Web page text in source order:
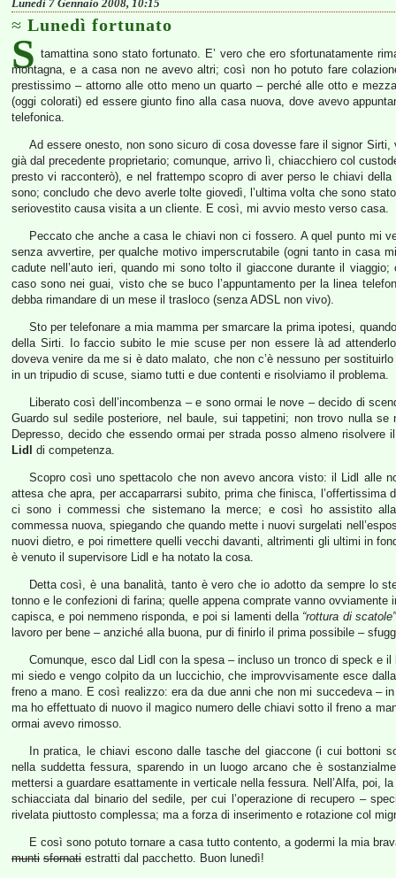
Lunedì 7 Gennaio 2008, 10:15
Lunedì fortunato
S tamattina sono stato fortunato. E’ vero che ero sfortunatamente
montagna, e a casa non ne avevo altri; così non ho potuto fare
prestissimo – attorno alle otto meno un quarto – perché alle otto e
(oggi colorati) ed essere giunto fino alla casa nuova, dove avevo
telefonica.
Ad essere onesto, non sono sicuro di cosa dovesse fare il signor
già dal precedente proprietario; comunque, arrivo lì, chiacchiero col
presto vi racconterò), e nel frattempo scopro di aver perso le chiavi
sono; concludo che devo averle tolte giovedì, l’ultima volta che sono
seriovestito causa visita a un cliente. E così, mi avvio mesto verso casa.
Peccato che anche a casa le chiavi non ci fossero. A quel punto mi
senza avvertire, per qualche motivo imperscrutabile (ogni tanto in casa
cadute nell’auto ieri, quando mi sono tolto il giaccone durante il
caso sono nei guai, visto che se buco l’appuntamento per la linea
debba rimandare di un mese il trasloco (senza ADSL non vivo).
Sto per telefonare a mia mamma per smarcare la prima ipotesi,
della Sirti. Io faccio subito le mie scuse per non essere là ad
doveva venire da me si è dato malato, che non c’è nessuno per
in un tripudio di scuse, siamo tutti e due contenti e risolviamo il problema.
Liberato così dell’incombenza – e sono ormai le nove – decido di
Guardo sul sedile posteriore, nel baule, sui tappetini; non trovo nulla
Depresso, decido che essendo ormai per strada posso almeno
Lidl
di competenza.
Scopro così uno spettacolo che non avevo ancora visto: il Lidl alle
attesa che apra, per accaparrarsi subito, prima che finisca, l’offertissima
ci sono i commessi che sistemano la merce; e così ho assistito
commessa nuova, spiegando che quando mette i nuovi surgelati
nuovi dietro, e poi rimettere quelli vecchi davanti, altrimenti gli ultimi in
è venuto il supervisore Lidl e ha notato la cosa.
Detta così, è una banalità, tanto è vero che io adotto da sempre lo
tonno e le confezioni di farina; quelle appena comprate vanno
capisca, e poi nemmeno risponda, e poi si lamenti della “rottura di scatole”
lavoro per bene – anziché alla buona, pur di finirlo il prima possibile –
Comunque, esco dal Lidl con la spesa – incluso un tronco di speck e
mi siedo e vengo colpito da un luccichio, che improvvisamente esce
freno a mano. E così realizzo: era da due anni che non mi succedeva –
ma ho effettuato di nuovo il magico numero delle chiavi sotto il freno a
ormai avevo rimosso.
In pratica, le chiavi escono dalle tasche del giaccone (i cui bottoni
nella suddetta fessura, sparendo in un luogo arcano che è
mettersi a guardare esattamente in verticale nella fessura. Nell’Alfa, poi,
schiacciata dal binario del sedile, per cui l’operazione di recupero –
rivelata piuttosto complessa; ma a forza di inserimento e rotazione col
E così sono potuto tornare a casa tutto contento, a godermi la mia
munti sfornati estratti dal pacchetto. Buon lunedì!